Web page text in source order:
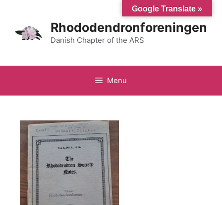
indhold
Rhododendronforeningen
Danish Chapter of the ARS
Menu
Google Translate »